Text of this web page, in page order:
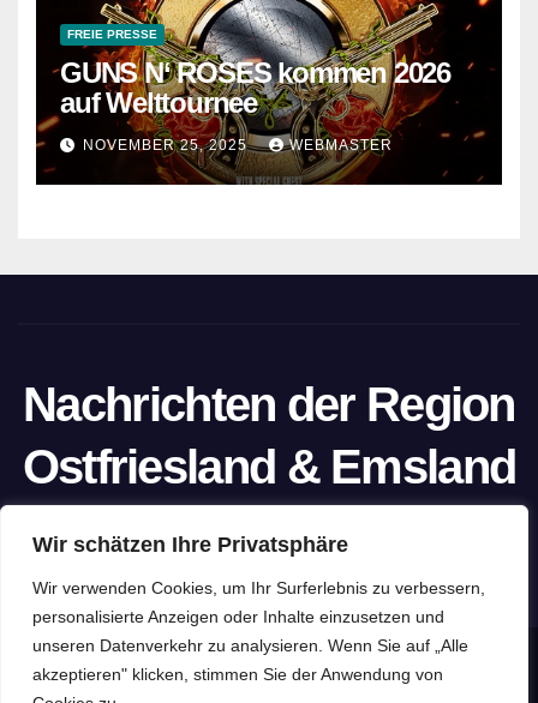
Wir schätzen Ihre Privatsphäre
Wir verwenden Cookies, um Ihr Surferlebnis zu verbessern,
personalisierte Anzeigen oder Inhalte einzusetzen und
unseren Datenverkehr zu analysieren. Wenn Sie auf „Alle
akzeptieren" klicken, stimmen Sie der Anwendung von
FREIE PRESSE
GUNS N‘ ROSES kommen 2026
auf Welttournee
NOVEMBER 25, 2025 WEBMASTER
Nachrichten der Region
Ostfriesland & Emsland
Stolz präsentiert von WordPress |Theme: Newspaperex von